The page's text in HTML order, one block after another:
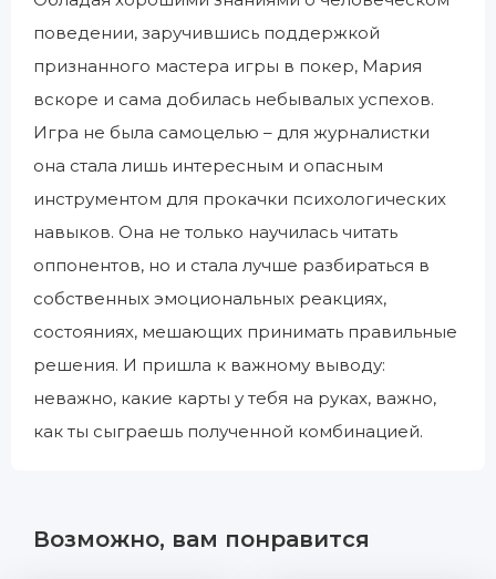
поведении, заручившись поддержкой
признанного мастера игры в покер, Мария
вскоре и сама добилась небывалых успехов.
Игра не была самоцелью – для журналистки
она стала лишь интересным и опасным
инструментом для прокачки психологических
навыков. Она не только научилась читать
оппонентов, но и стала лучше разбираться в
собственных эмоциональных реакциях,
состояниях, мешающих принимать правильные
решения. И пришла к важному выводу:
неважно, какие карты у тебя на руках, важно,
как ты сыграешь полученной комбинацией.
Возможно, вам понравится